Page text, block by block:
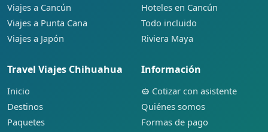
Viajes a Cancún
Viajes a Punta Cana
Viajes a Japón
Hoteles en Cancún
Todo incluido
Riviera Maya
Travel Viajes Chihuahua
Inicio
Destinos
Paquetes
Información
Cotizar con asistente
Quiénes somos
Formas de pago